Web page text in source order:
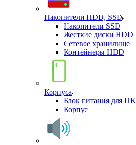
Накопители HDD, SSD
Накопители SSD
Жесткие диски HDD
Сетевое хранилище
Контейнеры HDD
Корпуса
Блок питания для ПК
Корпус